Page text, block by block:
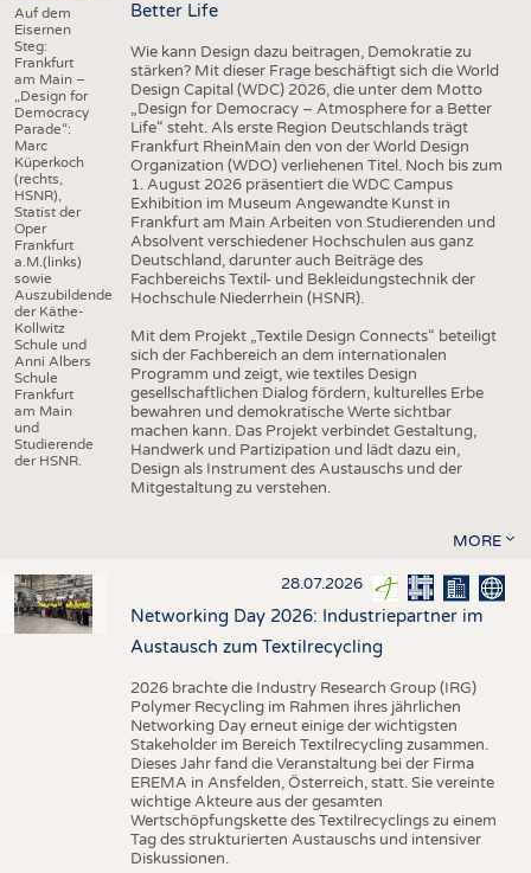
Auf dem
Eisernen
Steg:
Frankfurt
am Main –
„Design for
Democracy
Parade“:
Marc
Küperkoch
(rechts,
HSNR),
Statist der
Oper
Frankfurt
a.M.(links)
sowie
Auszubildende
der Käthe-
Kollwitz
Schule und
Anni Albers
Schule
Frankfurt
am Main
und
Studierende
der HSNR.
Better Life
Wie kann Design dazu beitragen, Demokratie zu
stärken? Mit dieser Frage beschäftigt sich die World
Design Capital (WDC) 2026, die unter dem Motto
„Design for Democracy – Atmosphere for a Better
Life“ steht. Als erste Region Deutschlands trägt
Frankfurt RheinMain den von der World Design
Organization (WDO) verliehenen Titel. Noch bis zum
1. August 2026 präsentiert die WDC Campus
Exhibition im Museum Angewandte Kunst in
Frankfurt am Main Arbeiten von Studierenden und
Absolvent verschiedener Hochschulen aus ganz
Deutschland, darunter auch Beiträge des
Fachbereichs Textil- und Bekleidungstechnik der
Hochschule Niederrhein (HSNR).
Mit dem Projekt „Textile Design Connects“ beteiligt
sich der Fachbereich an dem internationalen
Programm und zeigt, wie textiles Design
gesellschaftlichen Dialog fördern, kulturelles Erbe
bewahren und demokratische Werte sichtbar
machen kann. Das Projekt verbindet Gestaltung,
Handwerk und Partizipation und lädt dazu ein,
Design als Instrument des Austauschs und der
Mitgestaltung zu verstehen.
MORE
28.07.2026
Networking Day 2026: Industriepartner im
Austausch zum Textilrecycling
2026 brachte die Industry Research Group (IRG)
Polymer Recycling im Rahmen ihres jährlichen
Networking Day erneut einige der wichtigsten
Stakeholder im Bereich Textilrecycling zusammen.
Dieses Jahr fand die Veranstaltung bei der Firma
EREMA in Ansfelden, Österreich, statt. Sie vereinte
wichtige Akteure aus der gesamten
Wertschöpfungskette des Textilrecyclings zu einem
Tag des strukturierten Austauschs und intensiver
Diskussionen.